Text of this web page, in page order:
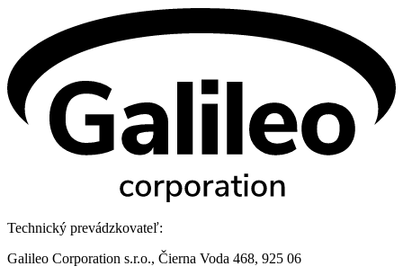
Technický prevádzkovateľ:
Galileo Corporation s.r.o., Čierna Voda 468, 925 06